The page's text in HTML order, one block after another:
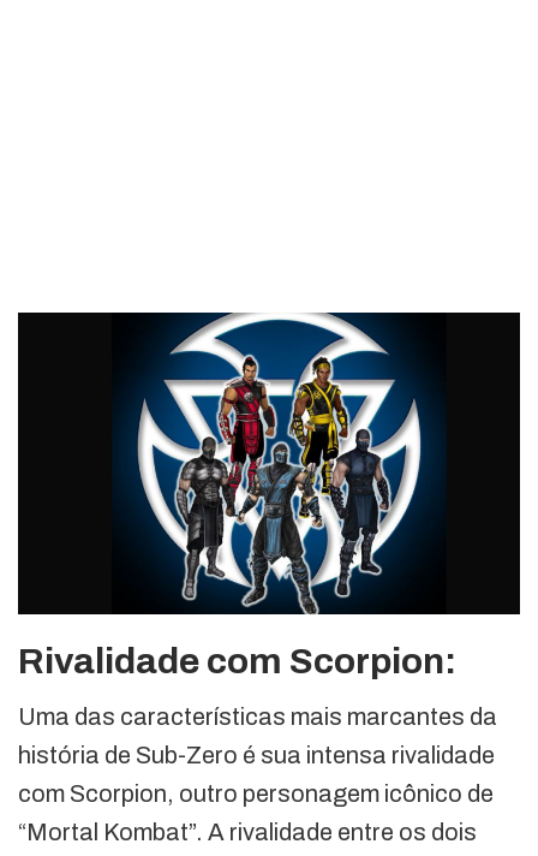
Rivalidade com Scorpion:
Uma das características mais marcantes da
história de Sub-Zero é sua intensa rivalidade
com Scorpion, outro personagem icônico de
“Mortal Kombat”. A rivalidade entre os dois